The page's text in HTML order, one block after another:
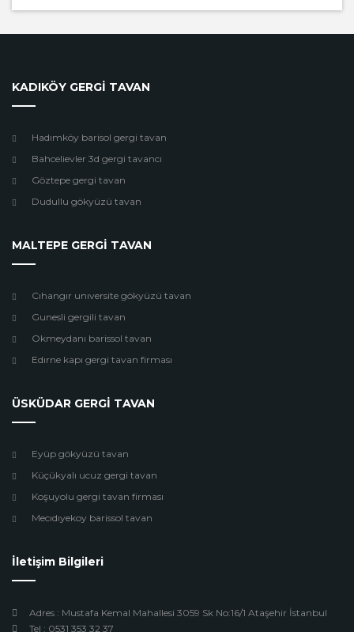
KADIKÖY GERGİ TAVAN
Hadımköy barisol gergi tavan
Bahcelievler 3d gergi tavancı
Göztepe gergi tavan
Dudullu gökyüzü tavan
MALTEPE GERGİ TAVAN
Cıhangır unıversite gökyüzü tavan
Gunesli gergili tavan
Okmeydanı barissol tavan
Edırne kapı gergi tavan firması
ÜSKÜDAR GERGİ TAVAN
Eyüp gökyüzü tavan
Küçükyalı ucuz gergi tavan
Koşuyolu gergi tavan firması
Mecıdıyekoy barissol tavan
İletişim Bilgileri
Adres : Mustafa Kemal Mahallesi 3059 Sk No:16/1 Ataşehir İstanbul
Tel : 0531 353 32 37